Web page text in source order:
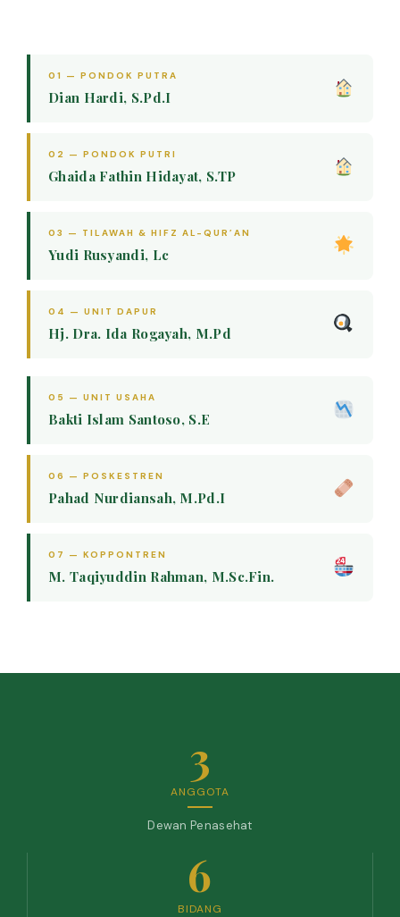
01 — PONDOK PUTRA
Dian Hardi, S.Pd.I
02 — PONDOK PUTRI
Ghaida Fathin Hidayat, S.TP
03 — TILAWAH & HIFZ AL-QUR’AN
Yudi Rusyandi, Lc
04 — UNIT DAPUR
Hj. Dra. Ida Rogayah, M.Pd
05 — UNIT USAHA
Bakti Islam Santoso, S.E
06 — POSKESTREN
Pahad Nurdiansah, M.Pd.I
07 — KOPPONTREN
M. Taqiyuddin Rahman, M.Sc.Fin.
3
ANGGOTA
Dewan Penasehat
6
BIDANG